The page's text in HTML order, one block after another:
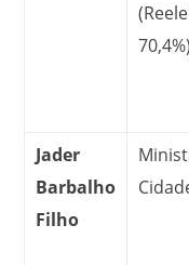
70,4%)
Jader
Barbalho
Filho